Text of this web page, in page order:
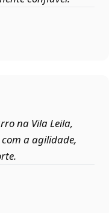
na Vila Leila,
com a agilidade,